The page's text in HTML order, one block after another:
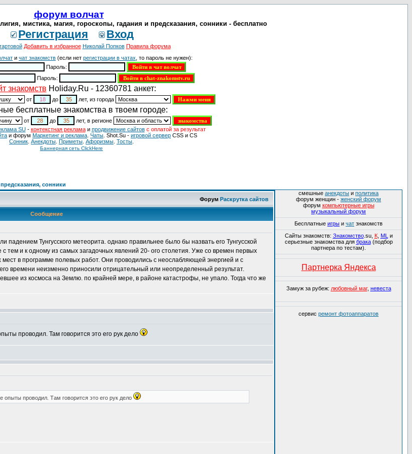
форум волчат
мистика, магия, гороскопы, гадания и предсказания, сонники - бесплатно
Регистрация Вход
Добавить в избранное Николай Попков Правила форума
и чат знакомств (если нет регистрации в чатах , то пароль не нужен):
Пароль:
Пароль:
знакомств Holiday.Ru - 12360781 анкет:
от до лет, из города
бесплатные знакомства в твоем городе:
от до
лет, в регионе
SU- контекстная рекламаи продвижение сайтов с оплатой за результат
и форум Маркетинг и реклама Чаты . Shot.Su - игровой сервер CSS и CS
Сонник Анекдоты Приметы Aфоризмы Тосты
Баннерная сеть ClickHere
сонники
Форум Раскрутка сайтов
Сообщение
падением Тунгусского метеорита. однако правильнее было бы назвать его Тунгусской
тем и к одному из самых загадочных явлений 20- ого столетия. Уже со времен первых
в программе полевых работ. Они проводились с неослабляющей энергией и с
времени неизменно приносили отрицательный или неопределенный результат.
из космоса на Землю. по крайней мере, в районе катастрофы, не упало. Тогда что же
проводил. Там говорится это его рук дело
опыты проводил. Там говорится это его рук дело
смешные анекдоты и политика
форум женщин - женский форум
форум компьютерные игры
музыкальный форум
Бесплатные игры и чат знакомств
Сайты знакомств: Знакомство.su, К, ML и
серьезные знакомства для брака(подбор
партнера по тестам).
Партнерка Яндекса
Замуж за рубеж: любовный маг, невеста
сервис ремонт фотоаппаратов